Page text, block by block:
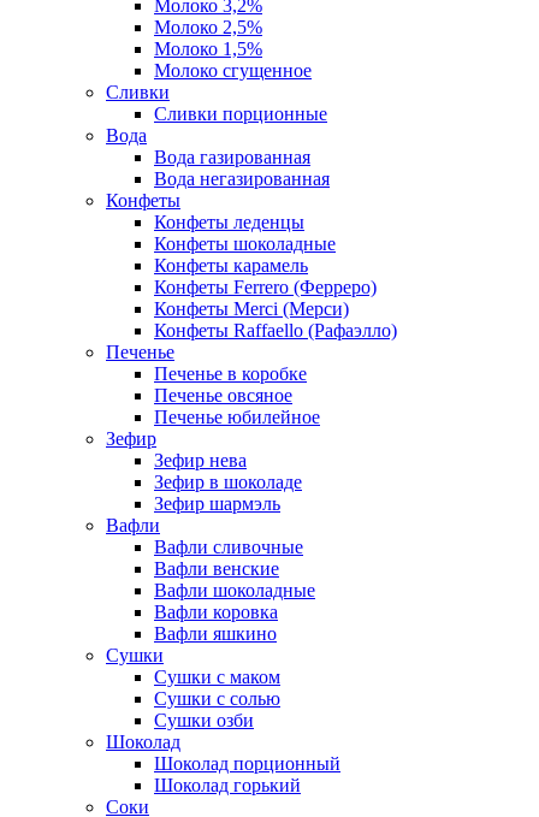
Молоко 3,2%
Молоко 2,5%
Молоко 1,5%
Молоко сгущенное
Сливки
Сливки порционные
Вода
Вода газированная
Вода негазированная
Конфеты
Конфеты леденцы
Конфеты шоколадные
Конфеты карамель
Конфеты Ferrero (Ферреро)
Конфеты Merci (Мерси)
Конфеты Raffaello (Рафаэлло)
Печенье
Печенье в коробке
Печенье овсяное
Печенье юбилейное
Зефир
Зефир нева
Зефир в шоколаде
Зефир шармэль
Вафли
Вафли сливочные
Вафли венские
Вафли шоколадные
Вафли коровка
Вафли яшкино
Сушки
Сушки с маком
Сушки с солью
Сушки озби
Шоколад
Шоколад порционный
Шоколад горький
Соки